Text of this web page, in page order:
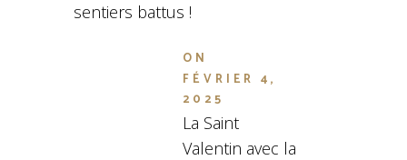
sentiers battus !
ON
FÉVRIER 4,
2025
La Saint
Valentin avec la